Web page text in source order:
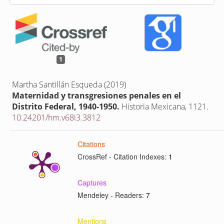
1
Martha Santillán Esqueda (2019)
Maternidad y transgresiones penales en el
Distrito Federal, 1940-1950. Historia Mexicana, 1121.
10.24201/hm.v68i3.3812
Citations
CrossRef - Citation Indexes: 1
Captures
Mendeley - Readers:7
Mentions